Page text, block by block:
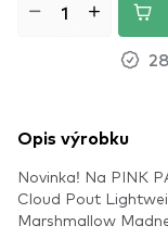
Opis výrobku
Novinka! Na PINK
Cloud Pout
Marshmallow